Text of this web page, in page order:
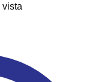
vista